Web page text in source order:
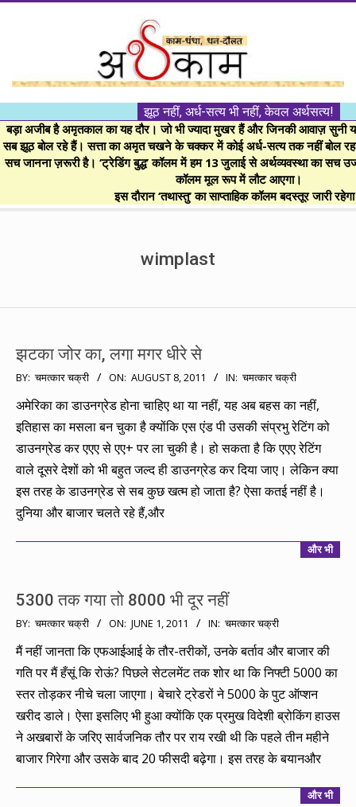
।।
अर्थकाम।।
BE
FINANCIALLY
झूठ नहीं, अर्ध-सत्य भी नहीं, केवल अर्थसत्य!
बड़ा अजीब है अमृतकाल का यह दौर। जो भी ज्यादा मुखर हैं और जिनकी आवाज़ सुनी
सब झूठ बोल रहे हैं। सत्ता का अमृत चखने के चक्कर में कोई अर्ध-सत्य तक नहीं बोल
सच जानना ज़रूरी है। ‘ट्रेडिंग बुद्ध’ कॉलम में हम 13 जुलाई से अर्थव्यवस्था का सच
कॉलम मूल रूप में लौट आएगा।
इस दौरान ‘तथास्तु’ का साप्ताहिक कॉलम बदस्तूर जारी
wimplast
झटका जोर का, लगा मगर धीरे से
2011-
08-
08
BY: चमत्कार चक्री ON: AUGUST 8, 2011 IN: चमत्कार चक्री
अमेरिका का डाउनग्रेड होना चाहिए था या नहीं, यह अब बहस का नहीं,
इतिहास का मसला बन चुका है क्योंकि एस एंड पी उसकी संप्रभु रेटिंग को
डाउनग्रेड कर एएए से एए+ पर ला चुकी है। हो सकता है कि एएए रेटिंग
वाले दूसरे देशों को भी बहुत जल्द ही डाउनग्रेड कर दिया जाए। लेकिन क्या
इस तरह के डाउनग्रेड से सब कुछ खत्म हो जाता है? ऐसा कतई नहीं है।
दुनिया और बाजार चलते रहे हैं,और
और भी
5300 तक गया तो 8000 भी दूर नहीं
2011-
06-
01
BY: चमत्कार चक्री ON: JUNE 1, 2011 IN: चमत्कार चक्री
मैं नहीं जानता कि एफआईआई के तौर-तरीकों, उनके बर्ताव और बाजार की
गति पर मैं हँसूं कि रोऊं? पिछले सेटलमेंट तक शोर था कि निफ्टी 5000 का
स्तर तोड़कर नीचे चला जाएगा। बेचारे ट्रेडरों ने 5000 के पुट ऑप्शन
खरीद डाले। ऐसा इसलिए भी हुआ क्योंकि एक प्रमुख विदेशी ब्रोकिंग हाउस
ने अखबारों के जरिए सार्वजनिक तौर पर राय रखी थी कि पहले तीन महीने
बाजार गिरेगा और उसके बाद 20 फीसदी बढ़ेगा। इस तरह के बयानऔर
और भी